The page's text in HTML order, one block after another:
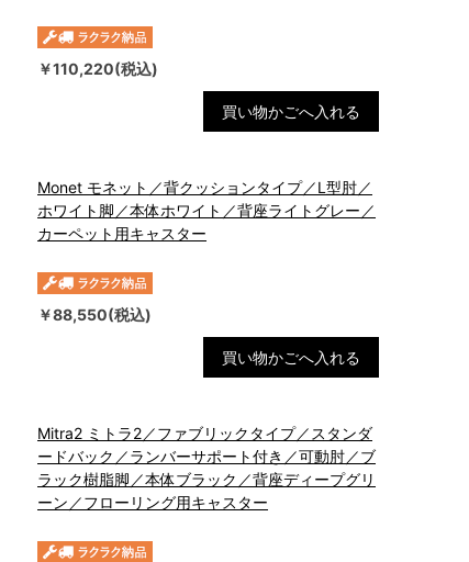
￥110,220(税込)
買い物かごへ入れる
Monet モネット／背クッションタイプ／L型肘／
ホワイト脚／本体ホワイト／背座ライトグレー／
カーペット用キャスター
￥88,550(税込)
買い物かごへ入れる
Mitra2 ミトラ2／ファブリックタイプ／スタンダ
ードバック／ランバーサポート付き／可動肘／ブ
ラック樹脂脚／本体ブラック／背座ディープグリ
ーン／フローリング用キャスター